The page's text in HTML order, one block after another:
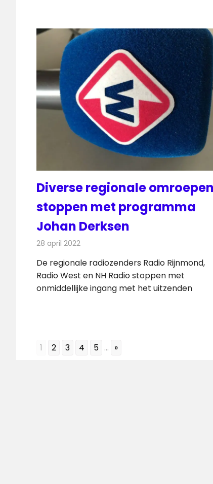
Diverse regionale omroepen
stoppen met programma
Johan Derksen
28 april 2022
De regionale radiozenders Radio Rijnmond,
Radio West en NH Radio stoppen met
onmiddellijke ingang met het uitzenden
1 2 3 4 5 ... »